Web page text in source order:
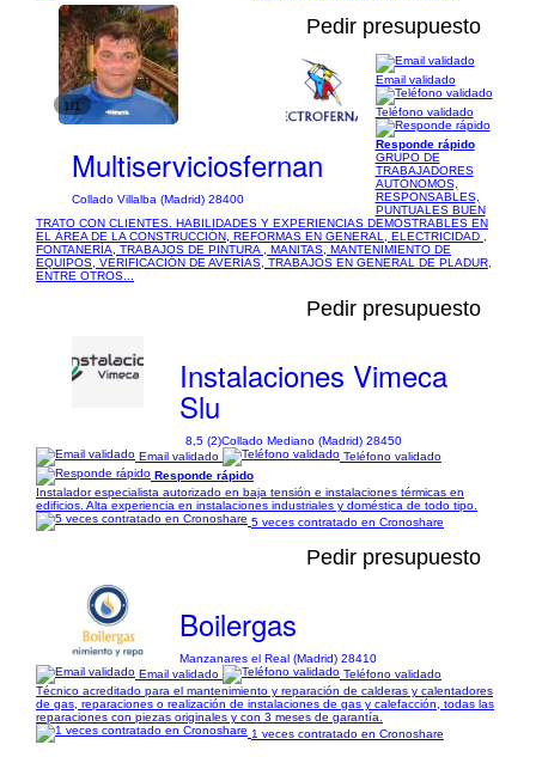
1/1
Pedir presupuesto
Multiserviciosfernan
Collado Villalba (Madrid) 28400
Email validado
Teléfono validado
Responde rápido
GRUPO DE
TRABAJADORES
AUTÓNOMOS,
RESPONSABLES,
PUNTUALES BUEN
TRATO CON CLIENTES. HABILIDADES Y EXPERIENCIAS DEMOSTRABLES EN
EL ÁREA DE LA CONSTRUCCIÓN, REFORMAS EN GENERAL, ELECTRICIDAD ,
FONTANERÍA, TRABAJOS DE PINTURA , MANITAS, MANTENIMIENTO DE
EQUIPOS, VERIFICACIÓN DE AVERÍAS, TRABAJOS EN GENERAL DE PLADUR,
ENTRE OTROS...
Pedir presupuesto
Instalaciones Vimeca
Slu
8,5 (2)Collado Mediano (Madrid) 28450
Email validado
Teléfono validado
Responde rápido
Instalador especialista autorizado en baja tensión e instalaciones térmicas en
edificios. Alta experiencia en instalaciones industriales y doméstica de todo tipo.
5 veces contratado en Cronoshare
Pedir presupuesto
Boilergas
Manzanares el Real (Madrid) 28410
Email validado
Teléfono validado
Técnico acreditado para el mantenimiento y reparación de calderas y calentadores
de gas, reparaciones o realización de instalaciones de gas y calefacción, todas las
reparaciones con piezas originales y con 3 meses de garantía.
1 veces contratado en Cronoshare